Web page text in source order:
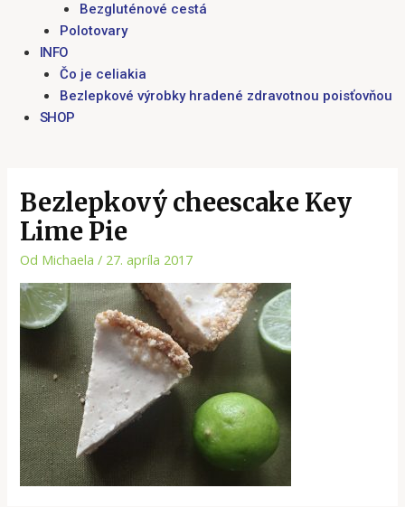
Bezgluténové cestá
Polotovary
INFO
Čo je celiakia
Bezlepkové výrobky hradené zdravotnou poisťovňou
SHOP
Bezlepkový cheescake Key
Lime Pie
Od Michaela/ 27. apríla 2017